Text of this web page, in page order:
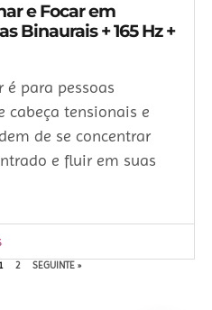
e Focar em
Binaurais + 165 Hz +
é para pessoas
cabeça tensionais e
de se concentrar
e fluir em suas
1 2 SEGUINTE »